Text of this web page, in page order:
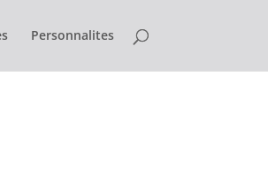
Personnalites